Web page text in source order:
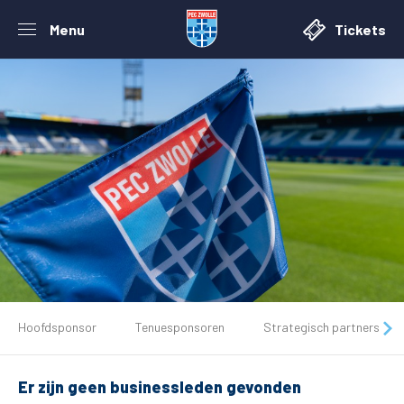
Menu Tickets
Tickets
Matchdays
Hoofdsponsor Tenuesponsoren Strategisch partners
Er zijn geen businessleden gevonden